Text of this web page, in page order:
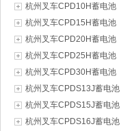
杭州叉车CPD10H蓄电池
杭州叉车CPD15H蓄电池
杭州叉车CPD20H蓄电池
杭州叉车CPD25H蓄电池
杭州叉车CPD30H蓄电池
杭州叉车CPDS13J蓄电池
杭州叉车CPDS15J蓄电池
杭州叉车CPDS16J蓄电池